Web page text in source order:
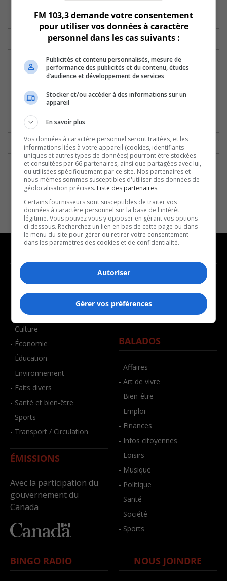
NOUVELLES
- Affaires municipales
- Communauté / Social
- Culture
- Économie
- Éducation
- Environnement
- Faits divers
- Santé et bien-être
- Sports
- Transport / Circulation
ÉMISSIONS
Avec la participation du
gouvernement du
Canada
MUSIQUE
- Décompte franco
- Joué récemment
BALADOS
- Affaires
- Art de vivre
- Bien-être
- Emploi
- Finances
- Infos citoyennes
- Loisirs
- Musique
- Politique
- Santé
- Société
- Sports
BINGO RADIO NOUS JOINDRE
FM 103,3 demande votre consentement
pour utiliser vos données à caractère
personnel dans les cas suivants :
Publicités et contenu personnalisés, mesure de
performance des publicités et du contenu, études
d’audience et développement de services
Stocker et/ou accéder à des informations sur un
appareil
En savoir plus
Vos données à caractère personnel seront traitées, et les
informations liées à votre appareil (cookies, identifiants
uniques et autres types de données) pourront être stockées
et consultées par 66 partenaires, ainsi que partagées avec lui,
ou utilisées spécifiquement par ce site. Nos partenaires et
nous-mêmes sommes susceptibles d'utiliser des données de
géolocalisation précises. Liste des partenaires.
Certains fournisseurs sont susceptibles de traiter vos
données à caractère personnel sur la base de l'intérêt
légitime. Vous pouvez vous y opposer en gérant vos options
ci-dessous. Recherchez un lien en bas de cette page ou dans
le menu du site pour gérer ou retirer votre consentement
dans les paramètres des cookies et de confidentialité.
Autoriser
Gérer vos préférences